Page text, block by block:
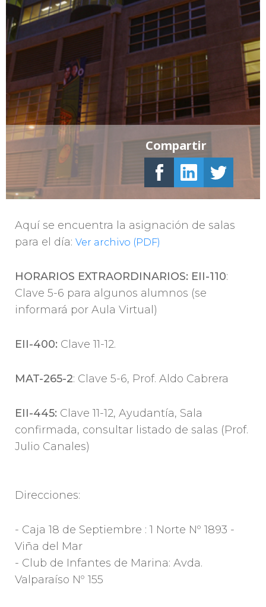
Aquí se encuentra la asignación de salas
para el día: Ver archivo (PDF)
HORARIOS EXTRAORDINARIOS: EII-110:
Clave 5-6 para algunos alumnos (se
informará por Aula Virtual)
EII-400: Clave 11-12.
MAT-265-2: Clave 5-6, Prof. Aldo Cabrera
EII-445: Clave 11-12, Ayudantía, Sala
confirmada, consultar listado de salas (Prof.
Julio Canales)
Direcciones:
- Caja 18 de Septiembre : 1 Norte Nº 1893 -
Viña del Mar
- Club de Infantes de Marina: Avda.
Valparaíso Nº 155
Compartir